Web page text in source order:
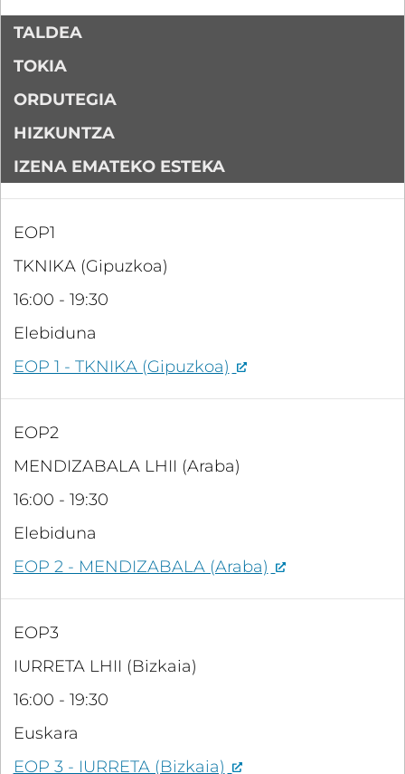
TALDEA
TOKIA
ORDUTEGIA
HIZKUNTZA
IZENA EMATEKO ESTEKA
EOP1
TKNIKA (Gipuzkoa)
16:00 - 19:30
Elebiduna
EOP 1 - TKNIKA (Gipuzkoa)
EOP2
MENDIZABALA LHII (Araba)
16:00 - 19:30
Elebiduna
EOP 2 - MENDIZABALA (Araba)
EOP3
IURRETA LHII (Bizkaia)
16:00 - 19:30
Euskara
EOP 3 - IURRETA (Bizkaia)